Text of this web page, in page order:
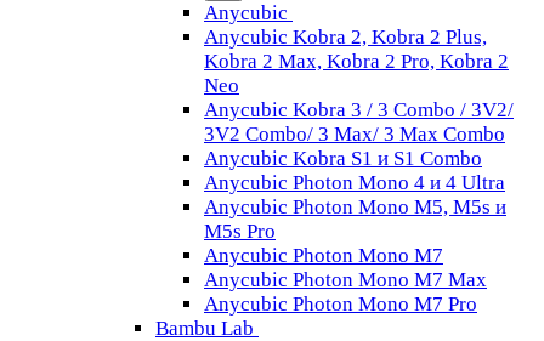
Anycubic
Anycubic Kobra 2, Kobra 2 Plus,
Kobra 2 Max, Kobra 2 Pro, Kobra 2
Neo
Anycubic Kobra 3 / 3 Combo / 3V2/
3V2 Combo/ 3 Max/ 3 Max Combo
Anycubic Kobra S1 и S1 Combo
Anycubic Photon Mono 4 и 4 Ultra
Anycubic Photon Mono M5, M5s и
M5s Pro
Anycubic Photon Mono M7
Anycubic Photon Mono M7 Max
Anycubic Photon Mono M7 Pro
Bambu Lab